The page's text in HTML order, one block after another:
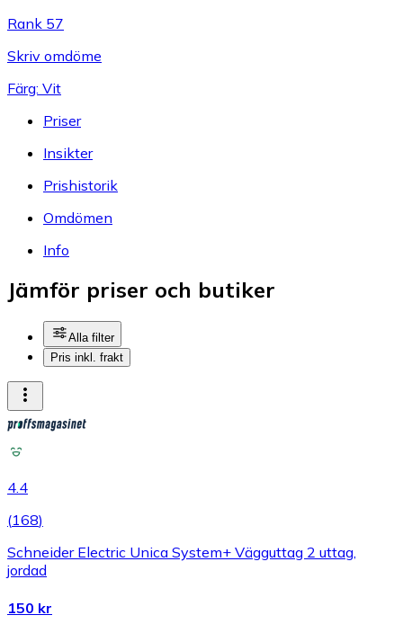
Rank 57
Skriv omdöme
Färg: Vit
Priser
Insikter
Prishistorik
Omdömen
Info
Jämför priser och butiker
Alla filter
Pris inkl. frakt
4.4
(168)
Schneider Electric Unica System+ Vägguttag 2 uttag,
jordad
150 kr